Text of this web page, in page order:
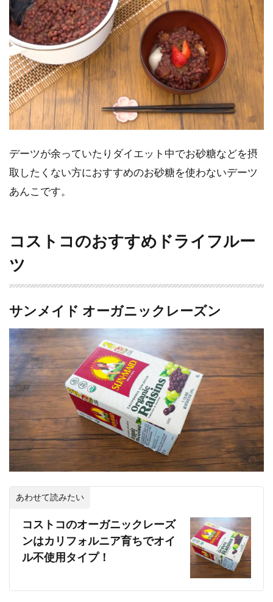
デーツが余っていたりダイエット中でお砂糖などを摂
取したくない方におすすめのお砂糖を使わないデーツ
あんこです。
コストコのおすすめドライフルー
ツ
サンメイド オーガニックレーズン
あわせて読みたい
コストコのオーガニックレーズ
ンはカリフォルニア育ちでオイ
ル不使用タイプ！